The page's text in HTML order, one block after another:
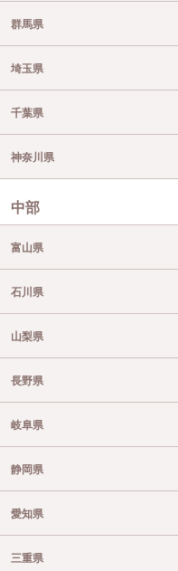
群馬県
埼玉県
千葉県
神奈川県
中部
富山県
石川県
山梨県
長野県
岐阜県
静岡県
愛知県
三重県